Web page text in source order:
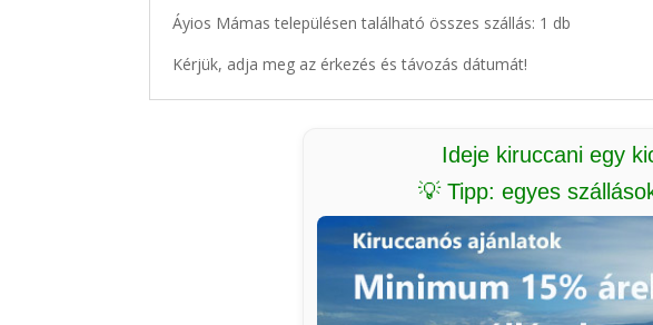
Áyios Mámas településen található összes szállás: 1 db
Kérjük, adja meg az érkezés és távozás dátumát!
Ideje kiruccani egy
💡 Tipp: egyes